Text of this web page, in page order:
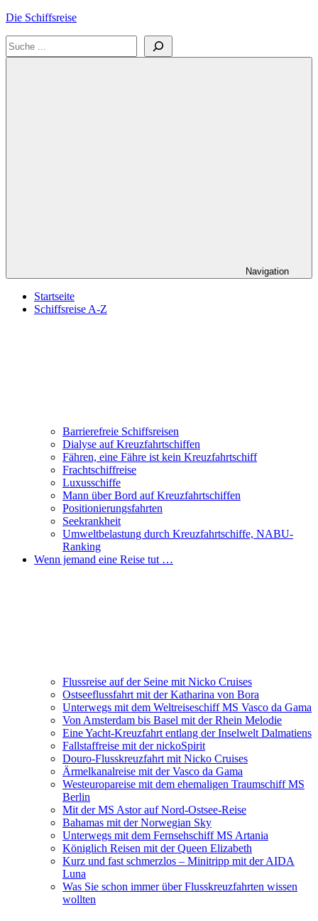
Zum
springen
Die Schiffsreise
Literatur-
Suchen
Navigation
Startseite
Schiffsreise A-Z
Barrierefreie Schiffsreisen
Dialyse auf Kreuzfahrtschiffen
Fähren, eine Fähre ist kein Kreuzfahrtschiff
Frachtschiffreise
Luxusschiffe
Mann über Bord auf Kreuzfahrtschiffen
Positionierungsfahrten
Seekrankheit
Umweltbelastung durch Kreuzfahrtschiffe, NABU-
Ranking
Wenn jemand eine Reise tut …
Flussreise auf der Seine mit Nicko Cruises
Ostseeflussfahrt mit der Katharina von Bora
Unterwegs mit dem Weltreiseschiff MS Vasco da Gama
Von Amsterdam bis Basel mit der Rhein Melodie
Eine Yacht-Kreuzfahrt entlang der Inselwelt Dalmatiens
Fallstaffreise mit der nickoSpirit
Douro-Flusskreuzfahrt mit Nicko Cruises
Ärmelkanalreise mit der Vasco da Gama
Westeuropareise mit dem ehemaligen Traumschiff MS
Berlin
Mit der MS Astor auf Nord-Ostsee-Reise
Bahamas mit der Norwegian Sky
Unterwegs mit dem Fernsehschiff MS Artania
Königlich Reisen mit der Queen Elizabeth
Kurz und fast schmerzlos – Minitripp mit der AIDA
Luna
Was Sie schon immer über Flusskreuzfahrten wissen
wollten